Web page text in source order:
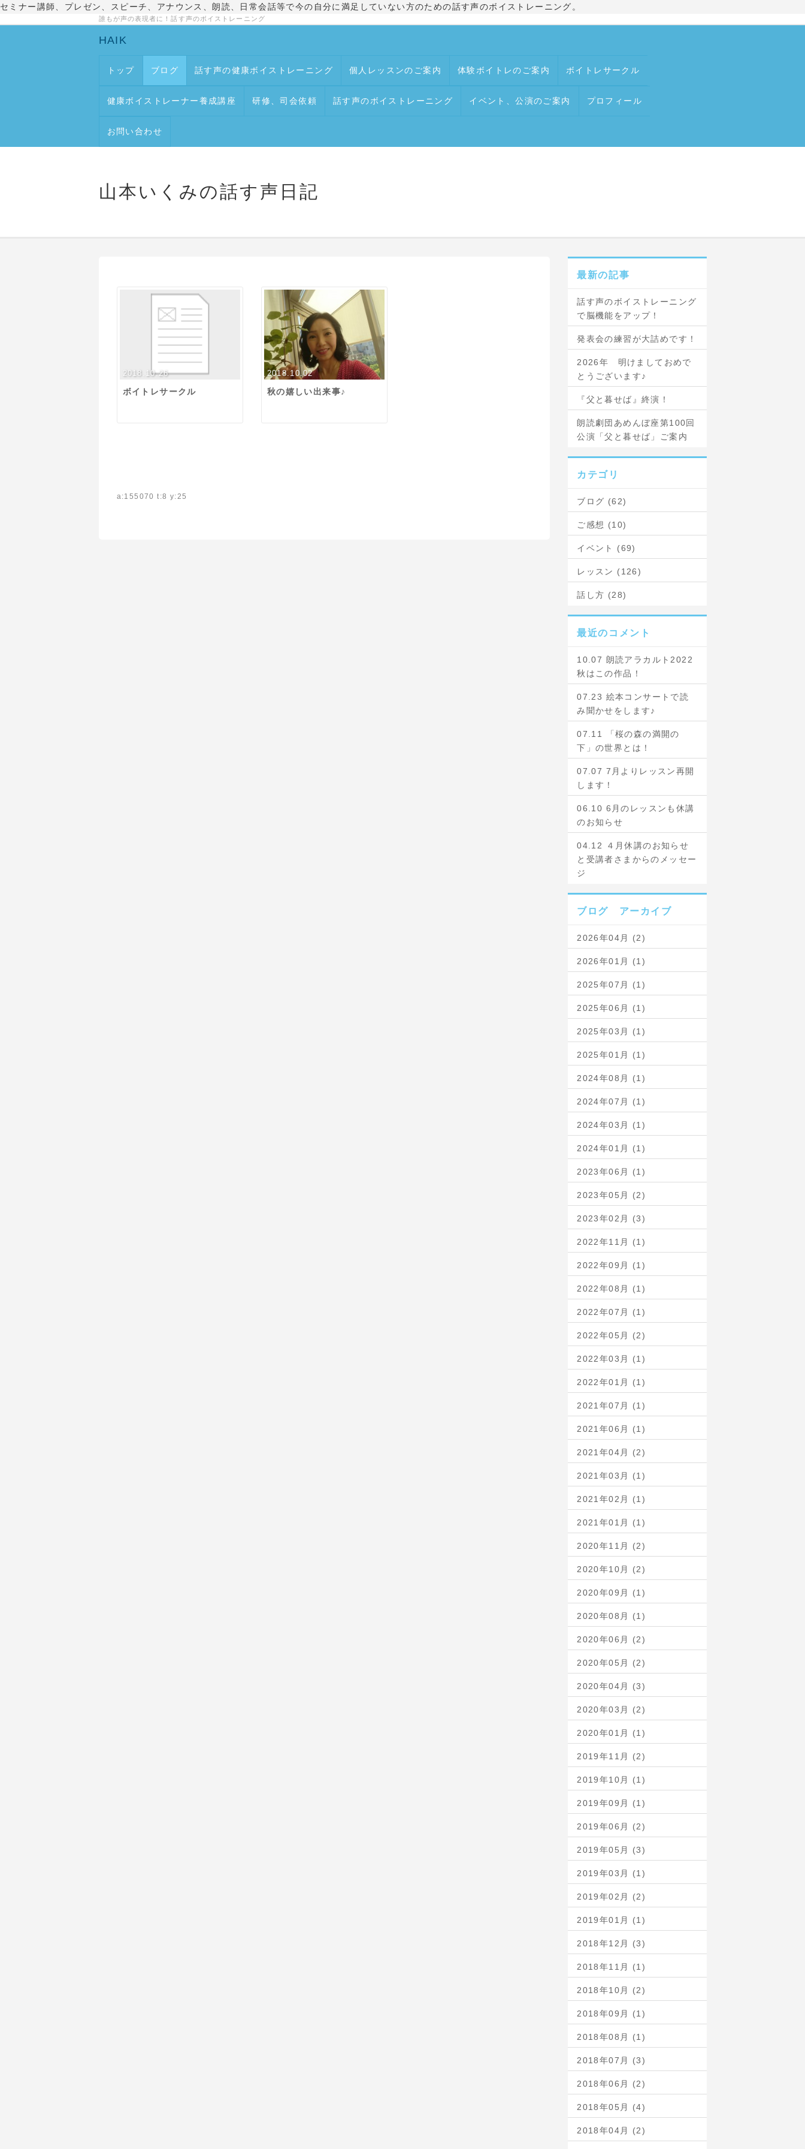
セミナー講師、プレゼン、スピーチ、アナウンス、朗読、日常会話等で今の自分に満足していない方のための話す声のボイストレーニング。
誰もが声の表現者に！話す声のボイストレーニング
HAIK
トップ ブログ 話す声の健康ボイストレーニング 個人レッスンのご案内 体験ボイトレのご案内 ボイトレサークル
健康ボイストレーナー養成講座 研修、司会依頼 話す声のボイストレーニング イベント、公演のご案内 プロフィール
お問い合わせ
山本いくみの話す声日記
2018.10.26
ボイトレサークル
2018.10.02
秋の嬉しい出来事♪
a:155070 t:8 y:25
最新の記事
話す声のボイストレーニング
で脳機能をアップ！
発表会の練習が大詰めです！
2026年 明けましておめで
とうございます♪
『父と暮せば』終演！
朗読劇団あめんぼ座第100回
公演「父と暮せば」ご案内
カテゴリ
ブログ (62)
ご感想 (10)
イベント (69)
レッスン (126)
話し方 (28)
最近のコメント
10.07 朗読アラカルト2022
秋はこの作品！
07.23 絵本コンサートで読
み聞かせをします♪
07.11 「桜の森の満開の
下」の世界とは！
07.07 7月よりレッスン再開
します！
06.10 6月のレッスンも休講
のお知らせ
04.12 ４月休講のお知らせ
と受講者さまからのメッセー
ジ
ブログ アーカイブ
2026年04月 (2)
2026年01月 (1)
2025年07月 (1)
2025年06月 (1)
2025年03月 (1)
2025年01月 (1)
2024年08月 (1)
2024年07月 (1)
2024年03月 (1)
2024年01月 (1)
2023年06月 (1)
2023年05月 (2)
2023年02月 (3)
2022年11月 (1)
2022年09月 (1)
2022年08月 (1)
2022年07月 (1)
2022年05月 (2)
2022年03月 (1)
2022年01月 (1)
2021年07月 (1)
2021年06月 (1)
2021年04月 (2)
2021年03月 (1)
2021年02月 (1)
2021年01月 (1)
2020年11月 (2)
2020年10月 (2)
2020年09月 (1)
2020年08月 (1)
2020年06月 (2)
2020年05月 (2)
2020年04月 (3)
2020年03月 (2)
2020年01月 (1)
2019年11月 (2)
2019年10月 (1)
2019年09月 (1)
2019年06月 (2)
2019年05月 (3)
2019年03月 (1)
2019年02月 (2)
2019年01月 (1)
2018年12月 (3)
2018年11月 (1)
2018年10月 (2)
2018年09月 (1)
2018年08月 (1)
2018年07月 (3)
2018年06月 (2)
2018年05月 (4)
2018年04月 (2)